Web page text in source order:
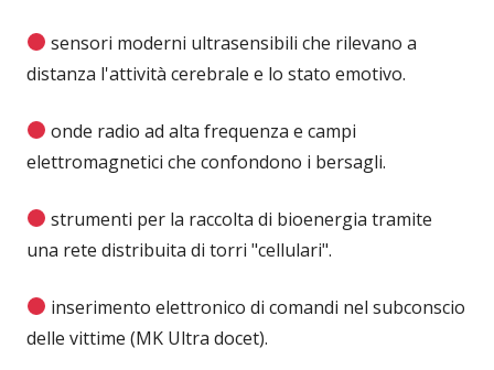
sensori moderni ultrasensibili che rilevano a
distanza l'attività cerebrale e lo stato emotivo.
onde radio ad alta frequenza e campi
elettromagnetici che confondono i bersagli.
strumenti per la raccolta di bioenergia tramite
una rete distribuita di torri "cellulari".
inserimento elettronico di comandi nel subconscio
delle vittime (MK Ultra docet).